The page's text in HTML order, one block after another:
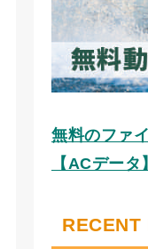
無料のファ
【ACデータ】
RECENT